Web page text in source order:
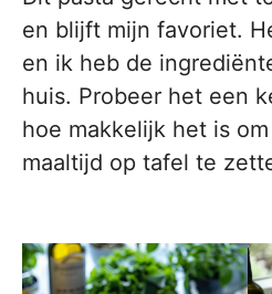
en blijft mijn favoriet.
en ik heb de
huis. Probeer het een
hoe makkelijk het is
maaltijd op tafel te